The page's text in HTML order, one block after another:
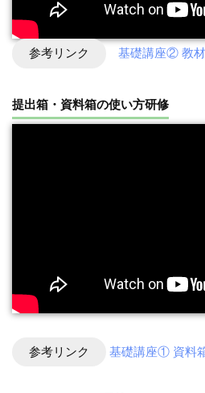
参考リンク 基礎講座② 教
提出箱・資料箱の使い方研修
参考リンク 基礎講座① 資料